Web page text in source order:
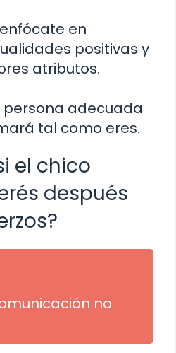
en
positivas y
atributos.
persona adecuada
tal como eres.
el chico
después
no